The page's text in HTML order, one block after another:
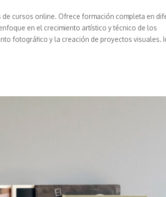
cursos online. Ofrece formación completa en
en el crecimiento artístico y técnico de los
fotográfico y la creación de proyectos visuales.